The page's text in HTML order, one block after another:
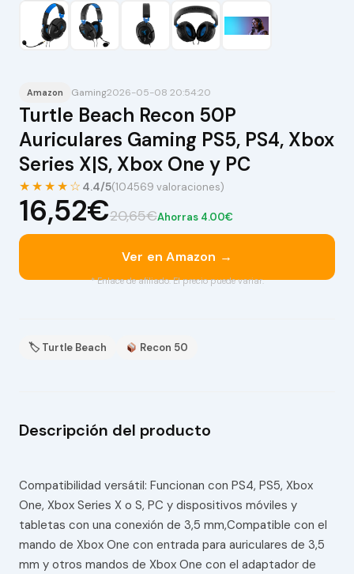
Amazon Gaming2026-05-08 20:54:20
Turtle Beach Recon 50P
Auriculares Gaming PS5, PS4, Xbox
Series X|S, Xbox One y PC
★★★★☆ 4.4/5(104569 valoraciones)
16,52€20,65€Ahorras 4.00€
Ver en Amazon →
* Enlace de afiliado. El precio puede variar.
🏷 Turtle Beach Recon 50
Descripción del producto
Compatibilidad versátil: Funcionan con PS4, PS5, Xbox
One, Xbox Series X o S, PC y dispositivos móviles y
tabletas con una conexión de 3,5 mm,Compatible con el
mando de Xbox One con entrada para auriculares de 3,5
mm y otros mandos de Xbox One con el adaptador de